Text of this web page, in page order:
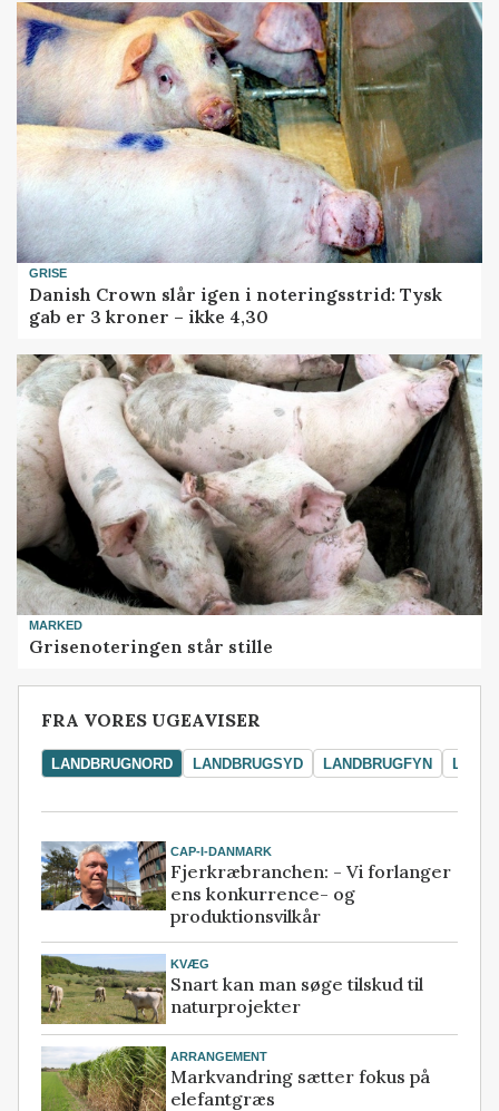
GRISE
Danish Crown slår igen i noteringsstrid: Tysk
gab er 3 kroner – ikke 4,30
MARKED
Grisenoteringen står stille
FRA VORES UGEAVISER
LANDBRUGNORD LANDBRUGSYD LANDBRUGFYN
CAP-I-DANMARK
Fjerkræbranchen: - Vi forlanger
ens konkurrence- og
produktionsvilkår
KVÆG
Snart kan man søge tilskud til
naturprojekter
ARRANGEMENT
Markvandring sætter fokus på
elefantgræs